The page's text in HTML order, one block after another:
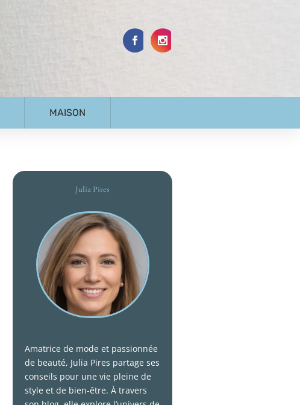
MAISON
Julia Pires
Amatrice de mode et passionnée
de beauté, Julia Pires partage ses
conseils pour une vie pleine de
style et de bien-être. À travers